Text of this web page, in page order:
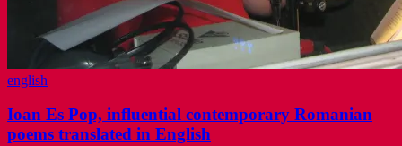
english
Ioan Es Pop, influential contemporary Romanian
poems translated in English